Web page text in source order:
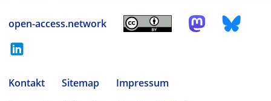
open-access.network
Kontakt Sitemap
Impressum